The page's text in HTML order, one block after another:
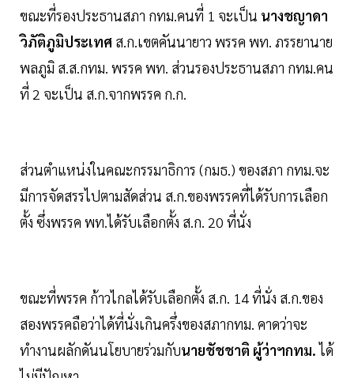
ขณะที่รองประธานสภา กทม.คนที่ 1 จะเป็น นางชญาดา
วิภัติภูมิประเทศ ส.ก.เขตคันนายาว พรรค พท. ภรรยานาย
พลภูมิ ส.ส.กทม. พรรค พท. ส่วนรองประธานสภา กทม.คน
ที่ 2 จะเป็น ส.ก.จากพรรค ก.ก.
ส่วนตำแหน่งในคณะกรรมาธิการ (กมธ.) ของสภา กทม.จะ
มีการจัดสรรไปตามสัดส่วน ส.ก.ของพรรคที่ได้รับการเลือก
ตั้ง ซึ่งพรรค พท.ได้รับเลือกตั้ง ส.ก. 20 ที่นั่ง
ขณะที่พรรค ก้าวไกลได้รับเลือกตั้ง ส.ก. 14 ที่นั่ง ส.ก.ของ
สองพรรคถือว่าได้ที่นั่งเกินครึ่งของสภากทม. คาดว่าจะ
ทำงานผลักดันนโยบายร่วมกับนายชัชชาติ ผู้ว่าฯกทม.ได้